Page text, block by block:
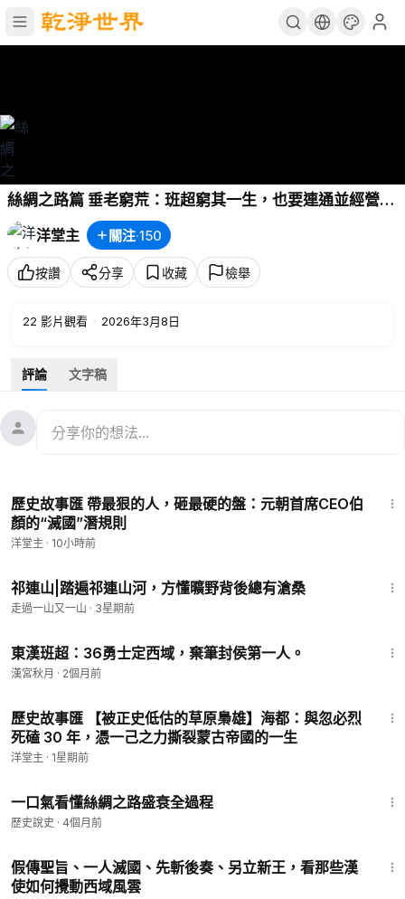
絲綢之路篇 垂老窮荒：班超窮其一生，也要連通並經營西
域，班勇砥礪承父志
洋堂主
關注·150
按讚 分享 收藏 檢舉
22 影片觀看 · 2026年3月8日
評論 文字稿
歷史故事匯 帶最狠的人，砸最硬的盤：元朝首席CEO伯
顏的“滅國”潛規則
洋堂主 · 10小時前
祁連山|踏遍祁連山河，方懂曠野背後總有滄桑
走過一山又一山 · 3星期前
東漢班超：36勇士定西域，棄筆封侯第一人。
漢宮秋月 · 2個月前
歷史故事匯 【被正史低估的草原梟雄】海都：與忽必烈
死磕 30 年，憑一己之力撕裂蒙古帝國的一生
洋堂主 · 1星期前
一口氣看懂絲綢之路盛衰全過程
歷史說史 · 4個月前
假傳聖旨、一人滅國、先斬後奏、另立新王，看那些漢
使如何攪動西域風雲